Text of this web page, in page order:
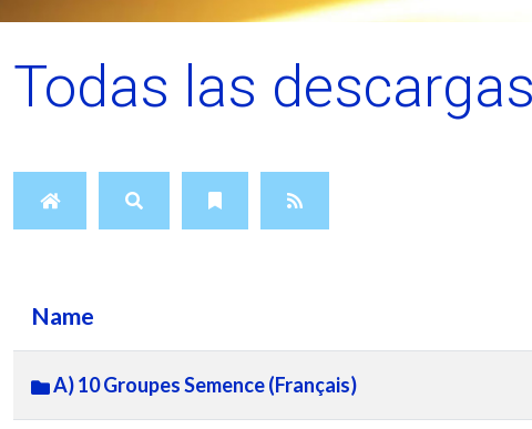
Todas las
Name
A) 10 Groupes Semence (Français)